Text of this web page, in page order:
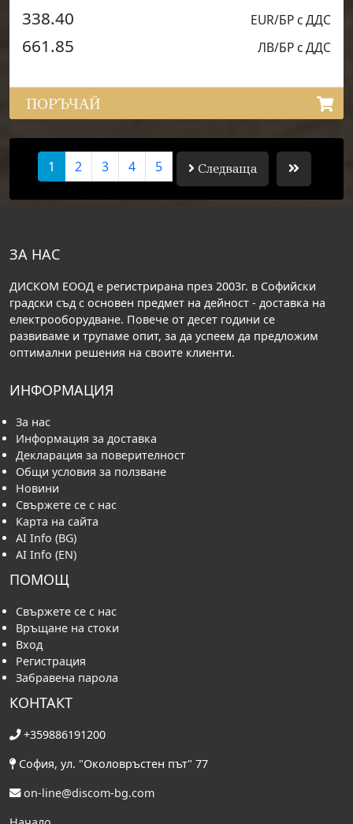
338.40 EUR/БР с ДДС
661.85 ЛВ/БР с ДДС
ПОРЪЧАЙ
1 2 3 4 5 Следваща
ЗА НАС
ДИСКОМ ЕООД е регистрирана през 2003г. в Софийски
градски съд с основен предмет на дейност - доставка на
електрооборудване. Повече от десет години се
развиваме и трупаме опит, за да успеем да предложим
оптимални решения на своите клиенти.
ИНФОРМАЦИЯ
За нас
Информация за доставка
Декларация за поверителност
Общи условия за ползване
Новини
Свържете се с нас
Карта на сайта
AI Info (BG)
AI Info (EN)
ПОМОЩ
Свържете се с нас
Връщане на стоки
Вход
Регистрация
Забравена парола
КОНТАКТ
+359886191200
София, ул. "Околовръстен път" 77
on-line@discom-bg.com